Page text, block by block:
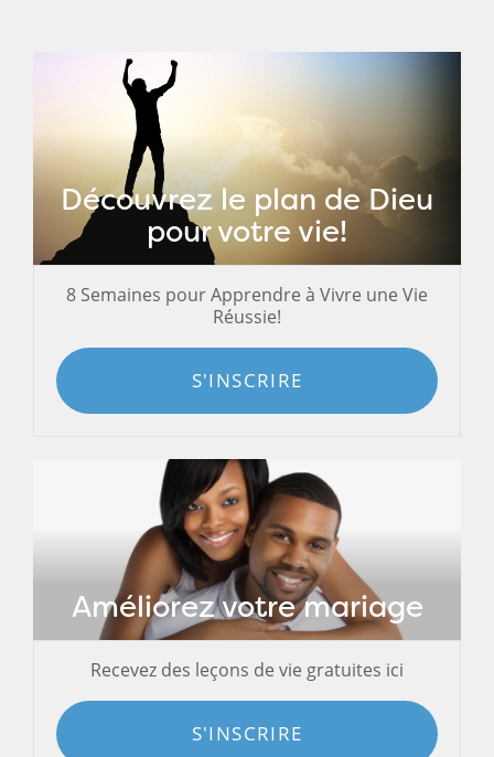
Découvrez le plan de Dieu
pour votre vie!
8 Semaines pour Apprendre à Vivre une Vie
Réussie!
S'INSCRIRE
Améliorez votre mariage
Recevez des leçons de vie gratuites ici
S'INSCRIRE